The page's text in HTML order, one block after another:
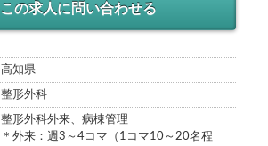
この求人に問い合わせる
高知県
整形外科
整形外科外来、病棟管理
＊外来：週3～4コマ（1コマ10～20名程